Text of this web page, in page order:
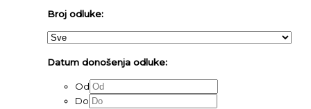
Broj odluke:
Datum donošenja odluke:
Od
Do